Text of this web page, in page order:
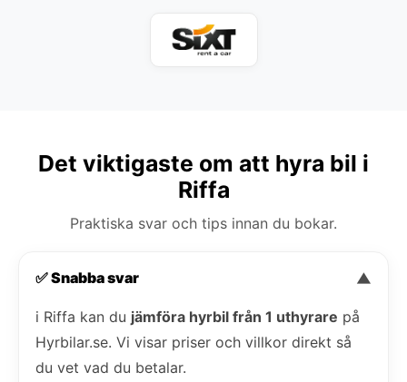
Det viktigaste om att hyra bil i
Riffa
Praktiska svar och tips innan du bokar.
✅ Snabba svar ▼
i Riffa kan du jämföra hyrbil från 1 uthyrare på
Hyrbilar.se. Vi visar priser och villkor direkt så
du vet vad du betalar.